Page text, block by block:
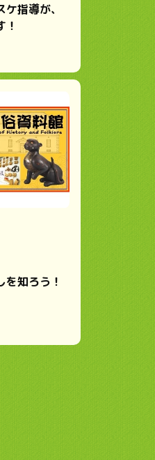
指導が、
知ろう！